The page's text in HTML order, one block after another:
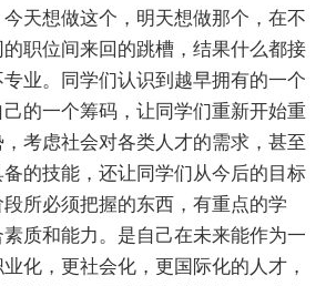
天想做这个，明天想做那个，在不
的职位间来回的跳槽，结果什么都接
业。同学们认识到越早拥有的一个
的一个筹码，让同学们重新开始重
考虑社会对各类人才的需求，甚至
的技能，还让同学们从今后的目标
所必须把握的东西，有重点的学
质和能力。是自己在未来能作为一
化，更社会化，更国际化的人才，